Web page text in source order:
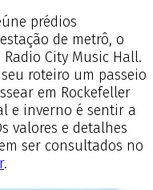
prédios
de metrô, o
City Music Hall.
roteiro um passeio
em Rockefeller
e inverno é sentir a
valores e detalhes
ser consultados no
.